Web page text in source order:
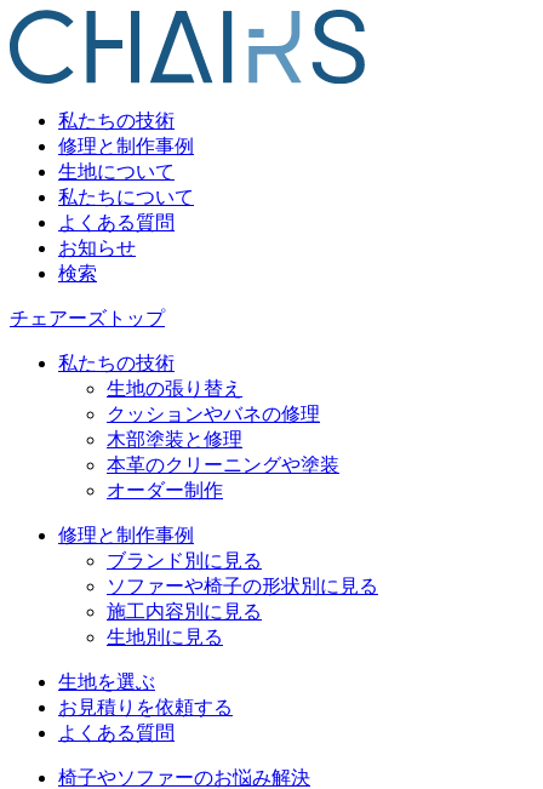
私たちの技術
修理と制作事例
生地について
私たちについて
よくある質問
お知らせ
検索
チェアーズトップ
私たちの技術
生地の張り替え
クッションやバネの修理
木部塗装と修理
本革のクリーニングや塗装
オーダー制作
修理と制作事例
ブランド別に見る
ソファーや椅子の形状別に見る
施工内容別に見る
生地別に見る
生地を選ぶ
お見積りを依頼する
よくある質問
椅子やソファーのお悩み解決